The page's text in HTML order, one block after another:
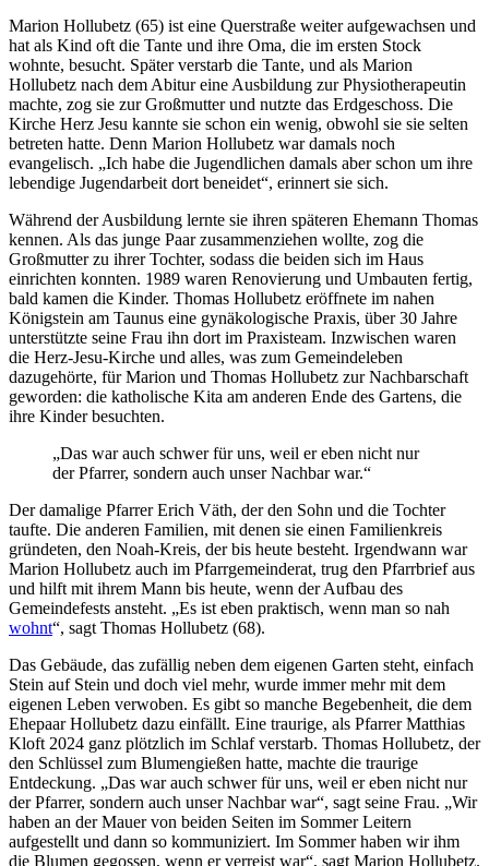
Marion Hollubetz (65) ist eine Querstraße weiter aufgewachsen und
hat als Kind oft die Tante und ihre Oma, die im ersten Stock
wohnte, besucht. Später verstarb die Tante, und als Marion
Hollubetz nach dem Abitur eine Ausbildung zur Physiotherapeutin
machte, zog sie zur Großmutter und nutzte das Erdgeschoss. Die
Kirche Herz Jesu kannte sie schon ein wenig, obwohl sie sie selten
betreten hatte. Denn Marion Hollubetz war damals noch
evangelisch. „Ich habe die Jugendlichen damals aber schon um ihre
lebendige Jugendarbeit dort beneidet“, erinnert sie sich.
Während der Ausbildung lernte sie ihren späteren Ehemann Thomas
kennen. Als das junge Paar zusammenziehen wollte, zog die
Großmutter zu ihrer Tochter, sodass die beiden sich im Haus
einrichten konnten. 1989 waren Renovierung und Umbauten fertig,
bald kamen die Kinder. Thomas Hollubetz eröffnete im nahen
Königstein am Taunus eine gynäkologische Praxis, über 30 Jahre
unterstützte seine Frau ihn dort im Praxisteam. Inzwischen waren
die Herz-Jesu-Kirche und alles, was zum Gemeindeleben
dazugehörte, für Marion und Thomas Hollubetz zur Nachbarschaft
geworden: die katholische Kita am anderen Ende des Gartens, die
ihre Kinder besuchten.
„Das war auch schwer für uns, weil er eben nicht nur
der Pfarrer, sondern auch unser Nachbar war.“
Der damalige Pfarrer Erich Väth, der den Sohn und die Tochter
taufte. Die anderen Familien, mit denen sie einen Familienkreis
gründeten, den Noah-Kreis, der bis heute besteht. Irgendwann war
Marion Hollubetz auch im Pfarrgemeinderat, trug den Pfarrbrief aus
und hilft mit ihrem Mann bis heute, wenn der Aufbau des
Gemeindefests ansteht. „Es ist eben praktisch, wenn man so nah
wohnt“, sagt Thomas Hollubetz (68).
Das Gebäude, das zufällig neben dem eigenen Garten steht, einfach
Stein auf Stein und doch viel mehr, wurde immer mehr mit dem
eigenen Leben verwoben. Es gibt so manche Begebenheit, die dem
Ehepaar Hollubetz dazu einfällt. Eine traurige, als Pfarrer Matthias
Kloft 2024 ganz plötzlich im Schlaf verstarb. Thomas Hollubetz, der
den Schlüssel zum Blumengießen hatte, machte die traurige
Entdeckung. „Das war auch schwer für uns, weil er eben nicht nur
der Pfarrer, sondern auch unser Nachbar war“, sagt seine Frau. „Wir
haben an der Mauer von beiden Seiten im Sommer Leitern
aufgestellt und dann so kommuniziert. Im Sommer haben wir ihm
die Blumen gegossen, wenn er verreist war“, sagt Marion Hollubetz.